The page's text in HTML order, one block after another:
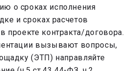
о сроках исполнения
и сроках расчетов
проекте контракта/договора.
вызывают вопросы,
(ЭТП) направляйте